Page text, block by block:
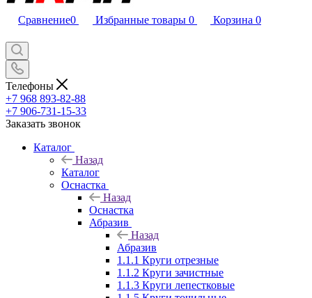
Сравнение0 Избранные товары 0 Корзина 0
Телефоны
+7 968 893-82-88
+7 906-731-15-33
Заказать звонок
Каталог
Назад
Каталог
Оснастка
Назад
Оснастка
Абразив
Назад
Абразив
1.1.1 Круги отрезные
1.1.2 Круги зачистные
1.1.3 Круги лепестковые